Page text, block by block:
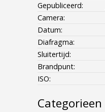
Gepubliceerd:
Camera:
Datum:
Diafragma:
Sluitertijd:
Brandpunt:
ISO:
Categorieen